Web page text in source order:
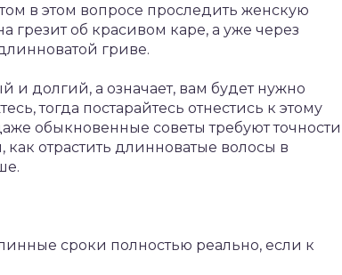
в этом вопросе проследить женскую
грезит об красивом каре, а уже через
гриве.
долгий, а означает, вам будет нужно
тогда постарайтесь отнестись к этому
обыкновенные советы требуют точности
отрастить длинноватые волосы в
сроки полностью реально, если к